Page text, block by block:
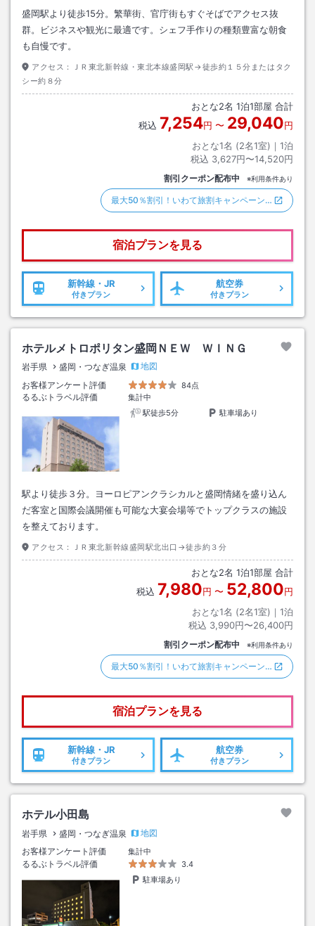
盛岡駅より徒歩15分。繁華街、官庁街もすぐそばでアクセス抜
群。ビジネスや観光に最適です。シェフ手作りの種類豊富な朝食
も自慢です。
アクセス：
ＪＲ東北新幹線・東北本線盛岡駅→徒歩約１５分またはタク
シー約８分
おとな2名 1泊1部屋 合計
税込 7,254円 〜 29,040円
おとな1名 (2名1室)｜ 1泊
税込 3,627円〜14,520円
割引クーポン配布中 ※利用条件あり
最大50％割引！いわて旅割キャンペーン…
宿泊プランを見る
新幹線・JR
付きプラン
航空券
付きプラン
ホテルメトロポリタン盛岡ＮＥＷ ＷＩＮＧ
岩手県 盛岡・つなぎ温泉
地図
お客様アンケート評価
84点
るるぶトラベル評価
集計中
駅徒歩5分
駐車場あり
駅より徒歩３分。ヨーロピアンクラシカルと盛岡情緒を盛り込ん
だ客室と国際会議開催も可能な大宴会場等でトップクラスの施設
を整えております。
アクセス： ＪＲ東北新幹線盛岡駅北出口→徒歩約３分
おとな2名 1泊1部屋 合計
税込 7,980円 〜 52,800円
おとな1名 (2名1室)｜ 1泊
税込 3,990円〜26,400円
割引クーポン配布中 ※利用条件あり
最大50％割引！いわて旅割キャンペーン…
宿泊プランを見る
新幹線・JR
付きプラン
航空券
付きプラン
ホテル小田島
岩手県 盛岡・つなぎ温泉
地図
お客様アンケート評価
集計中
るるぶトラベル評価
3.4
駐車場あり